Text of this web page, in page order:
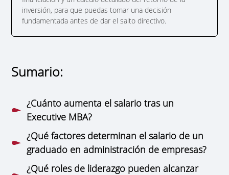
inversión, para que puedas tomar una decisión
fundamentada antes de dar el salto directivo.
Sumario:
¿Cuánto aumenta el salario tras un
Executive MBA?
¿Qué factores determinan el salario de un
graduado en administración de empresas?
¿Qué roles de liderazgo pueden alcanzar